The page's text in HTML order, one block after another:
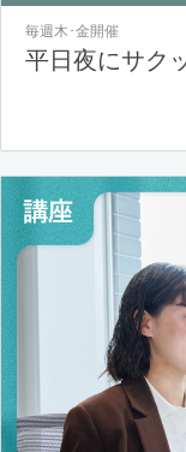
毎週木･金開催
平日夜にサク